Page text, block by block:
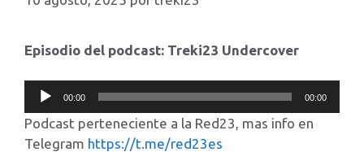
Episodio del podcast: Treki23 Undercover
Reproductor
de
audio
00:00 00:00
Podcast perteneciente a la Red23, mas info en
Telegram https://t.me/red23es